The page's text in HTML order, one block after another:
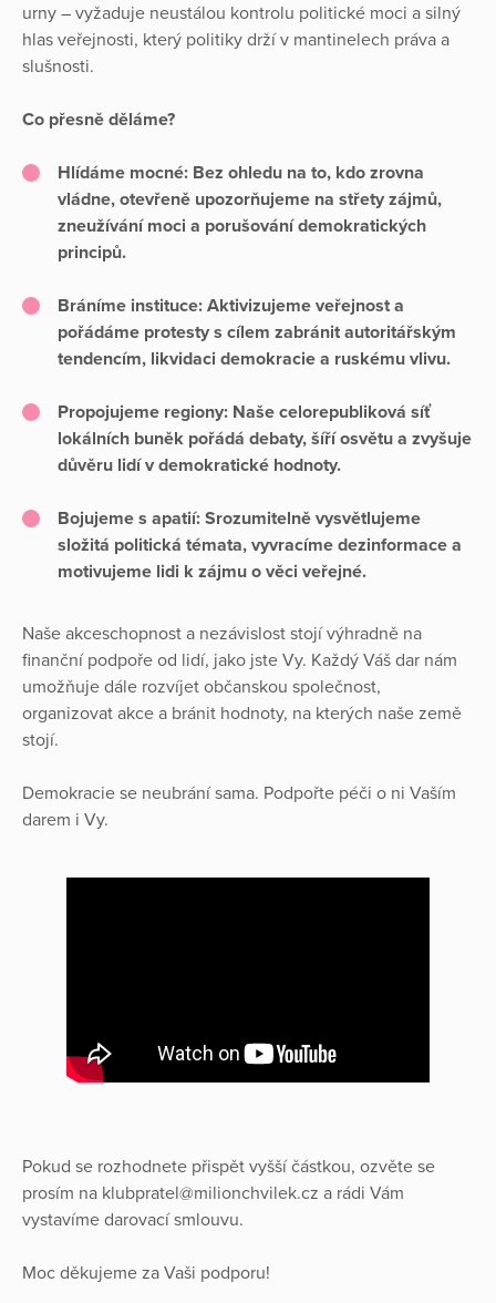
urny – vyžaduje neustálou kontrolu politické moci a silný
hlas veřejnosti, který politiky drží v mantinelech práva a
slušnosti.
Co přesně děláme?
Hlídáme mocné: Bez ohledu na to, kdo zrovna
vládne, otevřeně upozorňujeme na střety zájmů,
zneužívání moci a porušování demokratických
principů.
Bráníme instituce: Aktivizujeme veřejnost a
pořádáme protesty s cílem zabránit autoritářským
tendencím, likvidaci demokracie a ruskému vlivu.
Propojujeme regiony: Naše celorepubliková síť
lokálních buněk pořádá debaty, šíří osvětu a zvyšuje
důvěru lidí v demokratické hodnoty.
Bojujeme s apatií: Srozumitelně vysvětlujeme
složitá politická témata, vyvracíme dezinformace a
motivujeme lidi k zájmu o věci veřejné.
Naše akceschopnost a nezávislost stojí výhradně na
finanční podpoře od lidí, jako jste Vy. Každý Váš dar nám
umožňuje dále rozvíjet občanskou společnost,
organizovat akce a bránit hodnoty, na kterých naše země
stojí.
Demokracie se neubrání sama. Podpořte péči o ni Vaším
darem i Vy.
Pokud se rozhodnete přispět vyšší částkou, ozvěte se
prosím na klubpratel@milionchvilek.cz a rádi Vám
vystavíme darovací smlouvu.
Moc děkujeme za Vaši podporu!